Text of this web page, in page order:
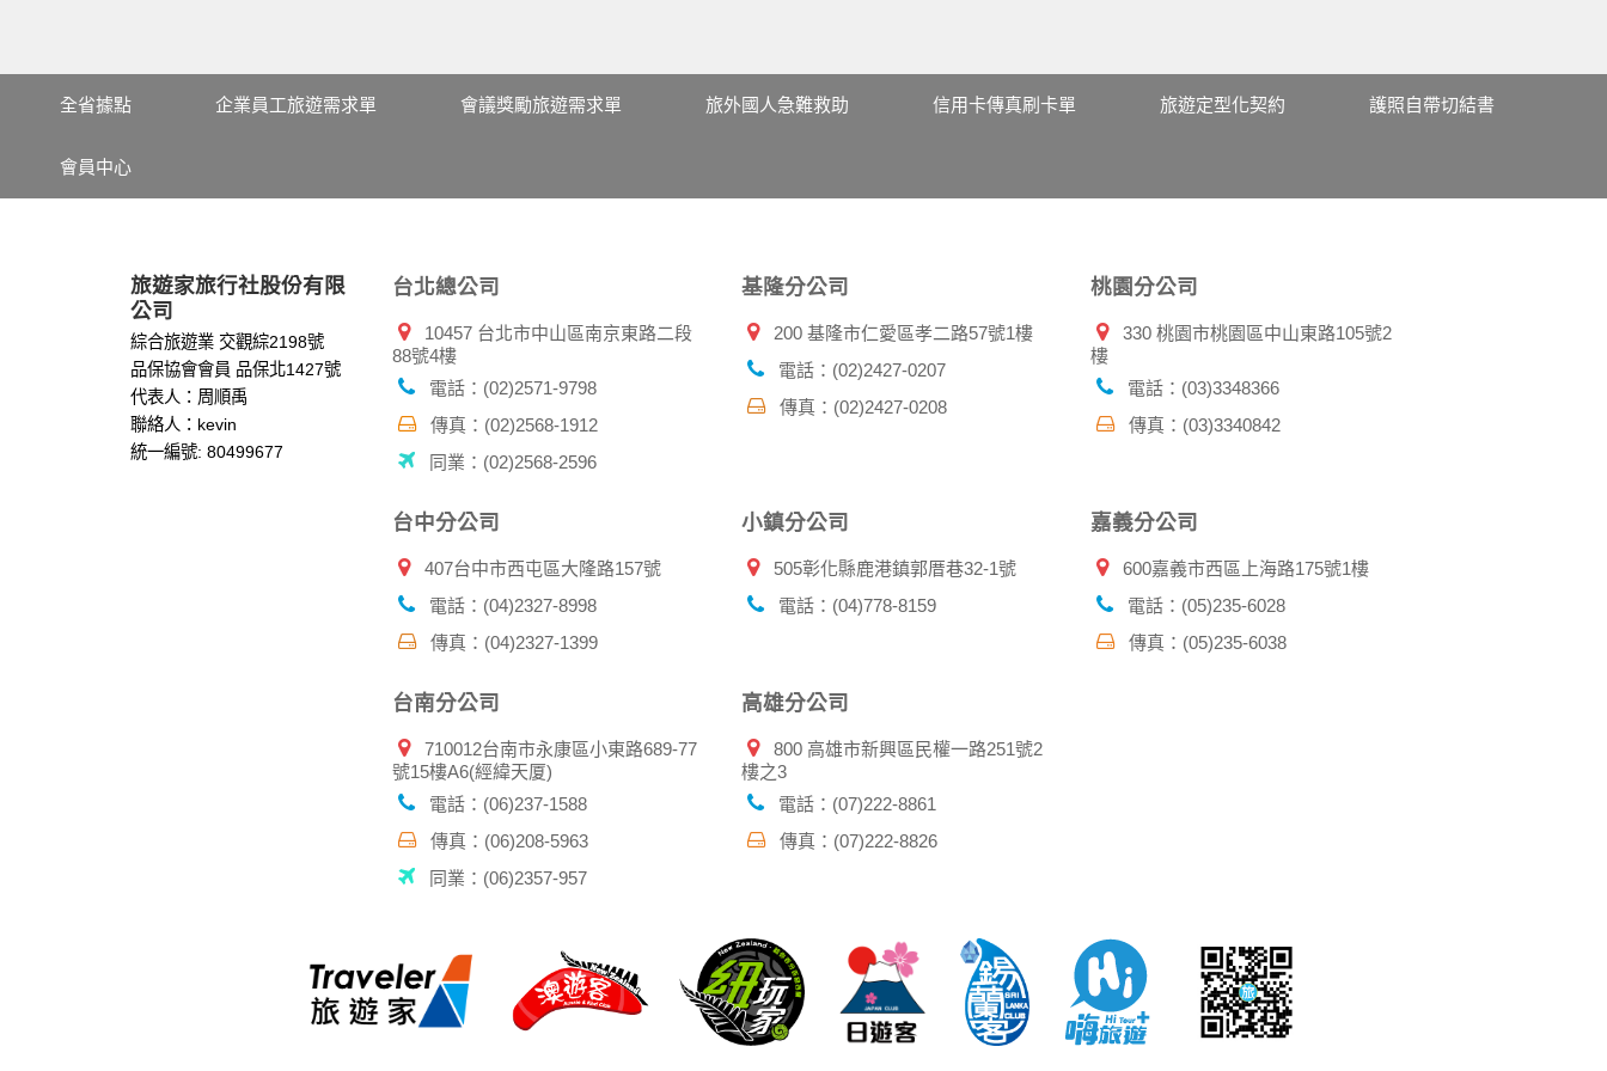
全省據點 企業員工旅遊需求單 會議獎勵旅遊需求單 旅外國人急難救助 信用卡傳真刷卡單 旅遊定型化契約 護照自帶切結書
會員中心
旅遊家旅行社股份有限
公司
綜合旅遊業 交觀綜2198號
品保協會會員 品保北1427號
代表人：周順禹
聯絡人：kevin
統一編號: 80499677
台北總公司
10457 台北市中山區南京東路二段
88號4樓
電話：(02)2571-9798
傳真：(02)2568-1912
同業：(02)2568-2596
基隆分公司
200 基隆市仁愛區孝二路57號1樓
電話：(02)2427-0207
傳真：(02)2427-0208
桃園分公司
330 桃園市桃園區中山東路105號2
樓
電話：(03)3348366
傳真：(03)3340842
台中分公司
407台中市西屯區大隆路157號
電話：(04)2327-8998
傳真：(04)2327-1399
小鎮分公司
505彰化縣鹿港鎮郭厝巷32-1號
電話：(04)778-8159
嘉義分公司
600嘉義市西區上海路175號1樓
電話：(05)235-6028
傳真：(05)235-6038
台南分公司
710012台南市永康區小東路689-77
號15樓A6(經緯天厦)
電話：(06)237-1588
傳真：(06)208-5963
同業：(06)2357-957
高雄分公司
800 高雄市新興區民權一路251號2
樓之3
電話：(07)222-8861
傳真：(07)222-8826